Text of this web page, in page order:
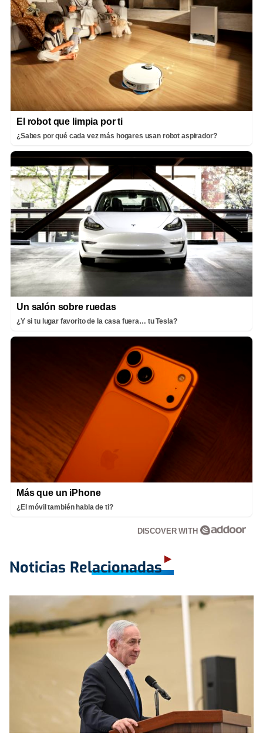
El robot que limpia por ti
¿Sabes por qué cada vez más hogares usan robot aspirador?
Un salón sobre ruedas
¿Y si tu lugar favorito de la casa fuera… tu Tesla?
Más que un iPhone
¿El móvil también habla de ti?
DISCOVER WITH
Noticias Relacionadas